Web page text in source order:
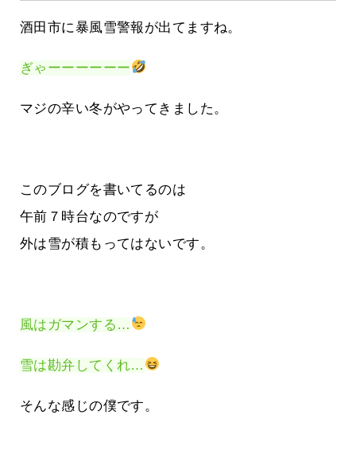
酒田市に暴風雪警報が出てますね。
ぎゃーーーーーー
マジの辛い冬がやってきました。
このブログを書いてるのは
午前７時台なのですが
外は雪が積もってはないです。
風はガマンする…
雪は勘弁してくれ…
そんな感じの僕です。